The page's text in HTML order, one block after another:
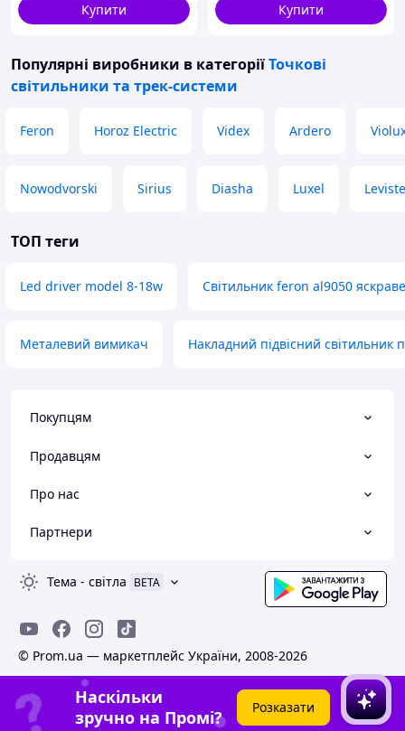
Купити
Купити
Популярні виробники в категоріїТочкові
світильники та трек-системи
Feron Horoz Electric Videx Ardero
Nowodvorski Sirius Diasha Luxel
ТОП теги
Led driver model 8-18w Світильник feron al9050 яскраве
Металевий вимикач Накладний підвісний світильник
Покупцям
Продавцям
Про нас
Партнери
Тема - світла BETA
© Prom.ua — маркетплейс України, 2008-2026
Наскільки
зручно на Промі?
Розказати